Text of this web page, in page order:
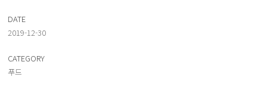
DATE
2019-12-30
CATEGORY
푸드